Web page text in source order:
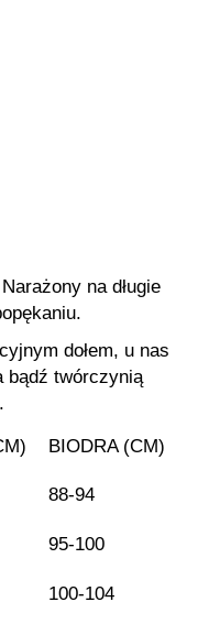
na długie
dołem, u nas
bądź twórczynią
BIODRA (CM)
88-94
95-100
100-104